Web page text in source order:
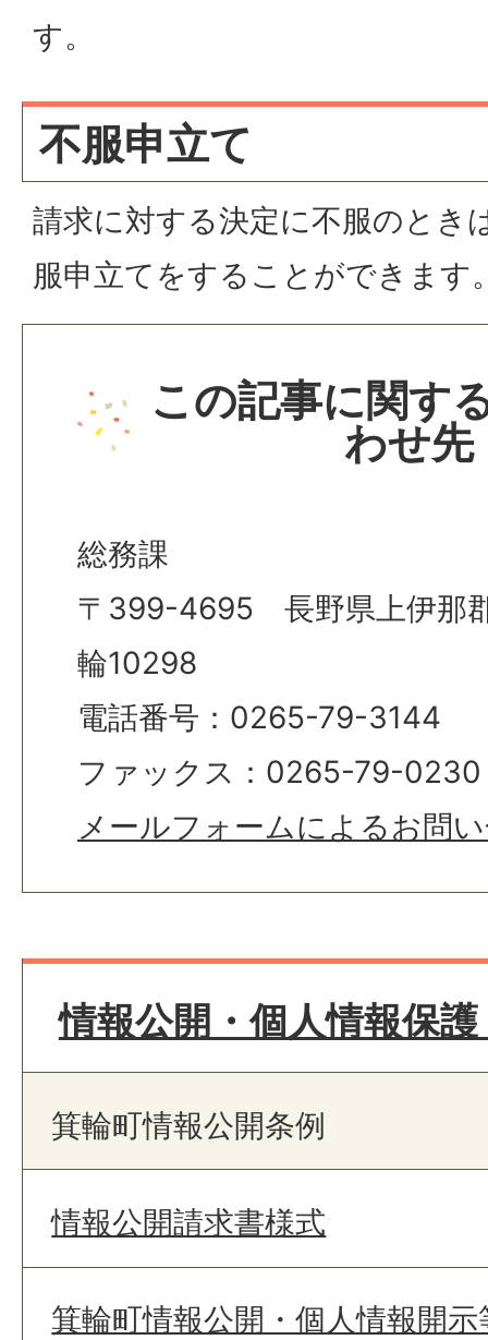
す。
不服申立て
請求に対する決定に不服のとき
服申立てをすることができます
この記事に関す
わせ先
総務課
〒399-4695 長野県上伊那
輪10298
電話番号：0265-79-3144
ファックス：0265-79-0230
メールフォームによるお問
情報公開・個人情報保
箕輪町情報公開条例
情報公開請求書様式
箕輪町情報公開・個人情報開